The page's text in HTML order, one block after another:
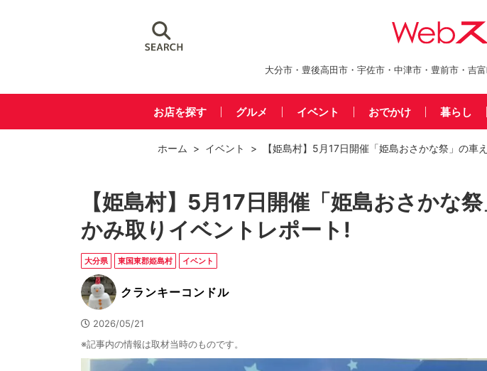
大分市・豊後高田市・宇佐市・中津市・豊前市・吉
お店を探す グルメ イベント おでかけ 暮らし
ホーム > イベント > 【姫島村】5月17日開催「姫島おさかな祭」の車
【姫島村】5月17日開催「姫島おさかな
かみ取りイベントレポート!
大分県 東国東郡姫島村 イベント
クランキーコンドル
2026/05/21
※記事内の情報は取材当時のものです。